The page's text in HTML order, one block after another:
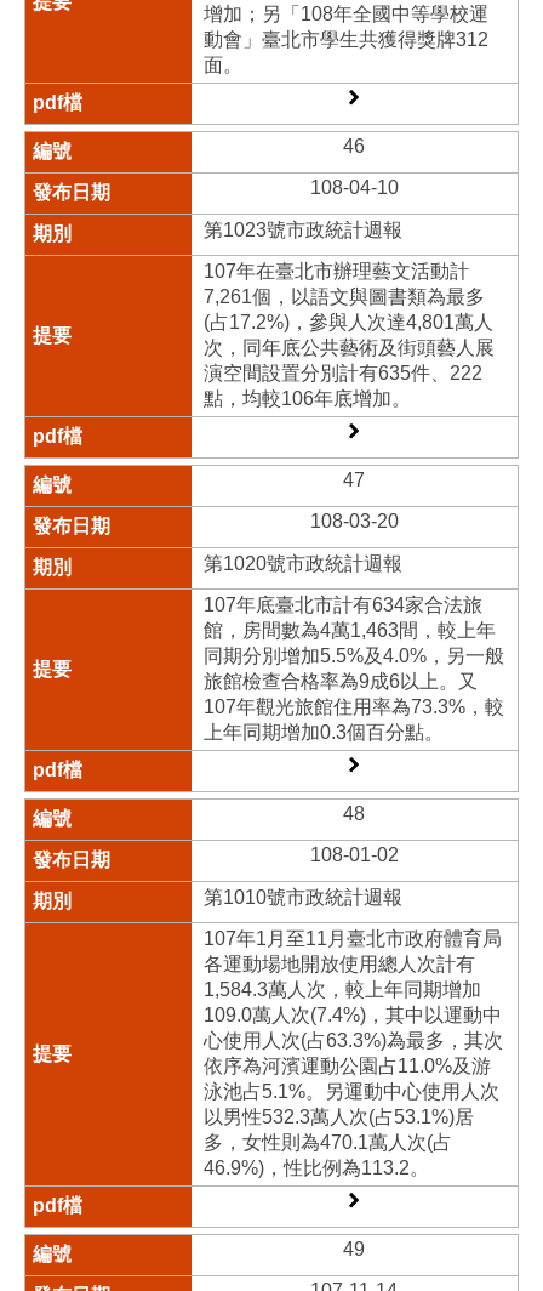
增加；另「108年全國中等學校運
動會」臺北市學生共獲得獎牌312
面。
46
108-04-10
第1023號市政統計週報
107年在臺北市辦理藝文活動計
7,261個，以語文與圖書類為最多
(占17.2%)，參與人次達4,801萬人
次，同年底公共藝術及街頭藝人展
演空間設置分別計有635件、222
點，均較106年底增加。
47
108-03-20
第1020號市政統計週報
107年底臺北市計有634家合法旅
館，房間數為4萬1,463間，較上年
同期分別增加5.5%及4.0%，另一般
旅館檢查合格率為9成6以上。又
107年觀光旅館住用率為73.3%，較
上年同期增加0.3個百分點。
48
108-01-02
第1010號市政統計週報
107年1月至11月臺北市政府體育局
各運動場地開放使用總人次計有
1,584.3萬人次，較上年同期增加
109.0萬人次(7.4%)，其中以運動中
心使用人次(占63.3%)為最多，其次
依序為河濱運動公園占11.0%及游
泳池占5.1%。另運動中心使用人次
以男性532.3萬人次(占53.1%)居
多，女性則為470.1萬人次(占
46.9%)，性比例為113.2。
49